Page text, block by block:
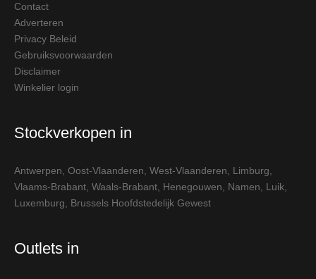
Contact
Adverteren
Privacy Beleid
Gebruiksvoorwaarden
Disclaimer
Winkelier login
Stockverkopen in
Antwerpen Oost-Vlaanderen West-Vlaanderen Limburg
Vlaams-Brabant Waals-Brabant Henegouwen Namen Luik
Luxemburg
Brussels Hoofdstedelijk Gewest
Outlets in